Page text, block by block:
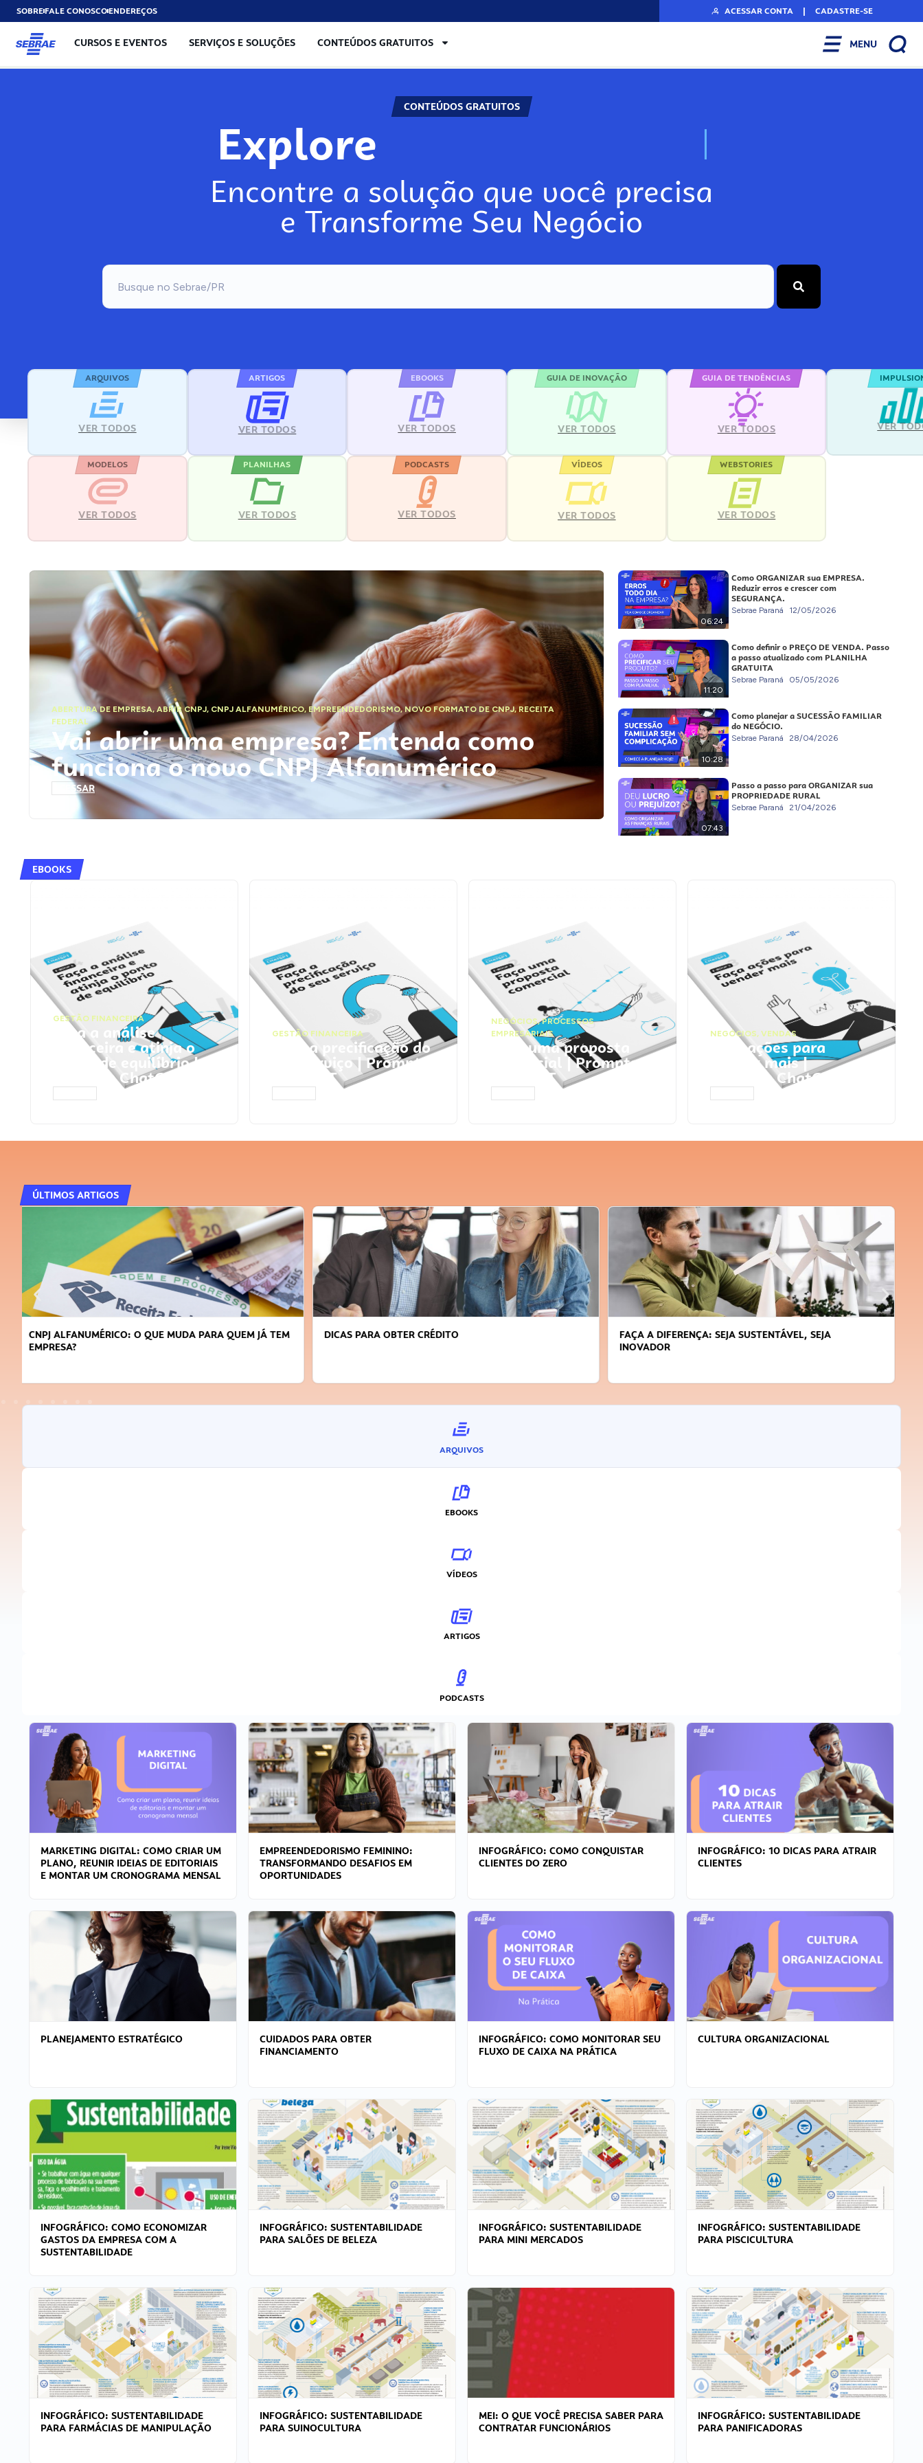
SOBREFALE CONOSCOENDEREÇOS ACESSAR CONTA | CADASTRE-SE
CURSOS E EVENTOS SERVIÇOS E SOLUÇÕES CONTEÚDOS GRATUITOS MENU
CONTEÚDOS GRATUITOS
Explore N
Encontre a solução que você precisa
e Transforme Seu Negócio
ARQUIVOS
VER TODOS
ARTIGOS
VER TODOS
EBOOKS
VER TODOS
GUIA DE INOVAÇÃO
VER TODOS
GUIA DE TENDÊNCIAS
VER TODOS VER
MODELOS
VER TODOS
PLANILHAS
VER TODOS
PODCASTS
VER TODOS
VÍDEOS
VER TODOS
WEBSTORIES
VER TODOS
ABERTURA DE EMPRESA,ABRIR CNPJ, CNPJ ALFANUMÉRICO, EMPREENDEDORISMO,NOVO FORMATO DE CNPJ,RECEITA
FEDERAL
Vai abrir uma empresa? Entenda como
funciona o novo CNPJ Alfanumérico
ACESSAR
06:24
Como ORGANIZAR sua EMPRESA.
Reduzir erros e crescer com
SEGURANÇA.
Sebrae Paraná 12/05/2026
11:20
Como definir o PREÇO DE VENDA. Passo
a passo atualizado com PLANILHA
GRATUITA
Sebrae Paraná 05/05/2026
10:28
Como planejar a SUCESSÃO FAMILIAR
do NEGÓCIO.
Sebrae Paraná 28/04/2026
07:43
Passo a passo para ORGANIZAR sua
PROPRIEDADE RURAL
Sebrae Paraná 21/04/2026
EBOOKS
GESTÃO FINANCEIRA
Faça a análise
financeira e atinja o
ponto de equilíbrio |
Prompts ChatGPT
GESTÃO FINANCEIRA
Faça a precificação do
seu serviço | Prompts
ChatGPT
NEGÓCIOS,PROCESSOS
EMPRESARIAIS
Faça uma proposta
comercial | Prompts
ChatGPT
NEGÓCIOS, VENDAS
Faça ações para
vender mais |
Prompts ChatGPT
ÚLTIMOS ARTIGOS
DICAS PARA OBTER CRÉDITO
FAÇA A DIFERENÇA: SEJA SUSTENTÁVEL, SEJA
APRENDA A GERENCIAR O SEU TEMPO
ARQUIVOS
EBOOKS
VÍDEOS
ARTIGOS
PODCASTS
MARKETING DIGITAL: COMO CRIAR UM
PLANO, REUNIR IDEIAS DE EDITORIAIS
E MONTAR UM CRONOGRAMA MENSAL
EMPREENDEDORISMO FEMININO:
TRANSFORMANDO DESAFIOS EM
OPORTUNIDADES
INFOGRÁFICO: COMO CONQUISTAR
CLIENTES DO ZERO
INFOGRÁFICO: 10 DICAS PARA ATRAIR
CLIENTES
PLANEJAMENTO ESTRATÉGICO
CUIDADOS PARA OBTER
FINANCIAMENTO
INFOGRÁFICO: COMO MONITORAR SEU
FLUXO DE CAIXA NA PRÁTICA
CULTURA ORGANIZACIONAL
INFOGRÁFICO: COMO ECONOMIZAR
GASTOS DA EMPRESA COM A
SUSTENTABILIDADE
INFOGRÁFICO: SUSTENTABILIDADE
PARA SALÕES DE BELEZA
INFOGRÁFICO: SUSTENTABILIDADE
PARA MINI MERCADOS
INFOGRÁFICO: SUSTENTABILIDADE
PARA PISCICULTURA
INFOGRÁFICO: SUSTENTABILIDADE
PARA FARMÁCIAS DE MANIPULAÇÃO
INFOGRÁFICO: SUSTENTABILIDADE
PARA SUINOCULTURA
MEI: O QUE VOCÊ PRECISA SABER PARA
CONTRATAR FUNCIONÁRIOS
INFOGRÁFICO: SUSTENTABILIDADE
PARA PANIFICADORAS